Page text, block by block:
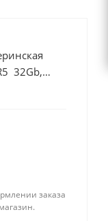
32Gb,
заказа